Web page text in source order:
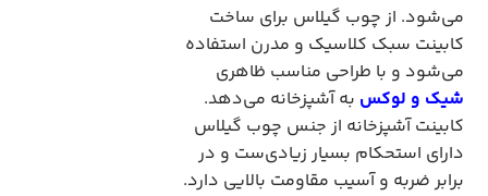
می‌شود. از چوب گیلاس برای ساخت
کابینت سبک کلاسیک و مدرن استفاده
می‌شود و با طراحی مناسب ظاهری
شیک و لوکس به آشپزخانه می‌دهد.
کابینت آشپزخانه از جنس چوب گیلاس
دارای استحکام بسیار زیادی‌ست و در
برابر ضربه و آسیب مقاومت بالایی دارد.